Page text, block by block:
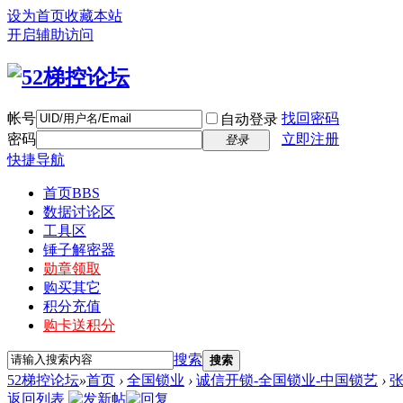
设为首页收藏本站
开启辅助访问
帐号 自动登录 找回密码
密码
登录
立即注册
快捷导航
首页BBS
数据讨论区
工具区
锤子解密器
勋章领取
购买其它
积分充值
购卡送积分
搜索 搜索
52梯控论坛»首页 › 全国锁业 › 诚信开锁-全国锁业-中国锁艺 ›
返回列表